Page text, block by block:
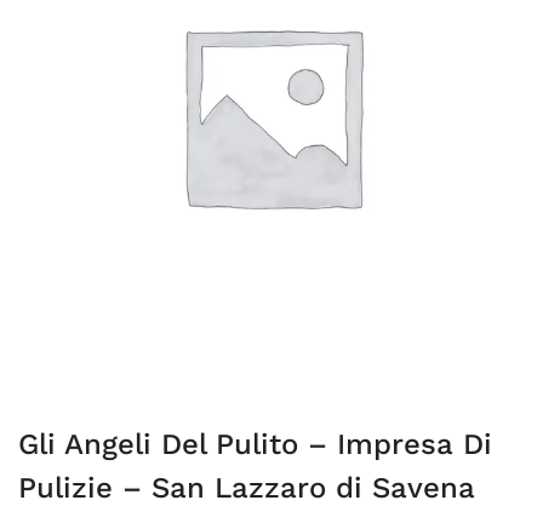
Gli Angeli Del Pulito – Impresa Di
Pulizie – San Lazzaro di Savena